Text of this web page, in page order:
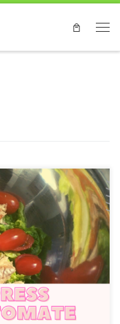
#salad
Une salade rapide et
prête en quelques
vous voulez mangez
fish salad, ready
to eat a balanced diet!